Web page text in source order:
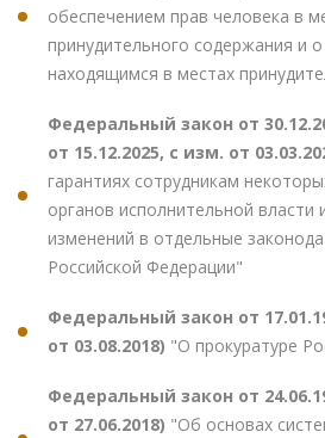
обеспечением прав человека в
принудительного содержания и
находящимся в местах
Федеральный закон от
от 15.12.2025, с изм. от
гарантиях сотрудникам
органов исполнительной власти
изменений в отдельные
Российской Федерации"
Федеральный закон от
от 03.08.2018) "О прокуратуре
Федеральный закон от
от 27.06.2018) "Об основах